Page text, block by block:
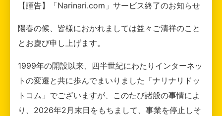
【謹告】「Narinari.com」サービス終了のお知らせ
陽春の候、皆様におかれましては益々ご清祥のこと
とお慶び申し上げます。
1999年の開設以来、四半世紀にわたりインターネッ
トの変遷と共に歩んでまいりました「ナリナリドッ
トコム」でございますが、このたび諸般の事情によ
り、2026年2月末日をもちまして、事業を停止しそ